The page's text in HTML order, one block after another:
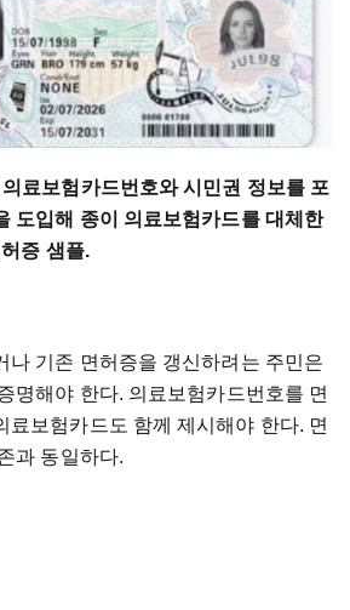
료보험카드번호와 시민권 정보를 포
도입해 종이 의료보험카드를 대체한
증 샘플.
나 기존 면허증을 갱신하려는 주민은
명해야 한다. 의료보험카드번호를 면
료보험카드도 함께 제시해야 한다. 면
과 동일하다.